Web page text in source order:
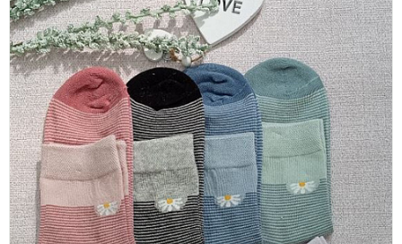
платки